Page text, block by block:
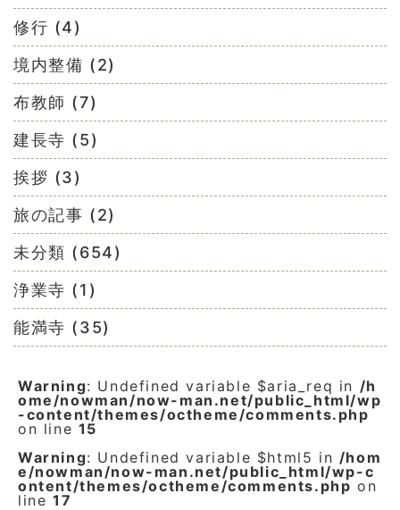
修行 (4)
境内整備 (2)
布教師 (7)
建長寺 (5)
挨拶 (3)
旅の記事 (2)
未分類 (654)
浄業寺 (1)
能満寺 (35)
Warning: Undefined variable $aria_req in /h
ome/nowman/now-man.net/public_html/wp
-content/themes/octheme/comments.php
on line 15
Warning: Undefined variable $html5 in /hom
e/nowman/now-man.net/public_html/wp-c
ontent/themes/octheme/comments.php on
line 17